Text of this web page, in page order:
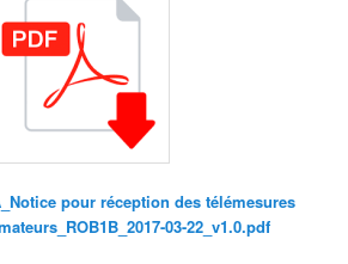
pour réception des télémesures
03-22_v1.0.pdf